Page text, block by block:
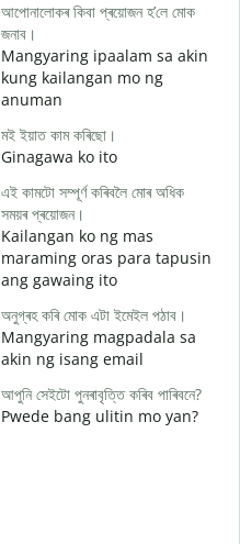
আপোনালোকৰ কিবা প্ৰয়োজন হ’লে মোক
জনাব।
Mangyaring ipaalam sa akin
kung kailangan mo ng
anuman
মই ইয়াত কাম কৰিছো।
Ginagawa ko ito
এই কামটো সম্পূৰ্ণ কৰিবলৈ মোৰ অধিক
সময়ৰ প্ৰয়োজন।
Kailangan ko ng mas
maraming oras para tapusin
ang gawaing ito
অনুগ্ৰহ কৰি মোক এটা ইমেইল পঠাব।
Mangyaring magpadala sa
akin ng isang email
আপুনি সেইটো পুনৰাবৃত্তি কৰিব পাৰিবনে?
Pwede bang ulitin mo yan?